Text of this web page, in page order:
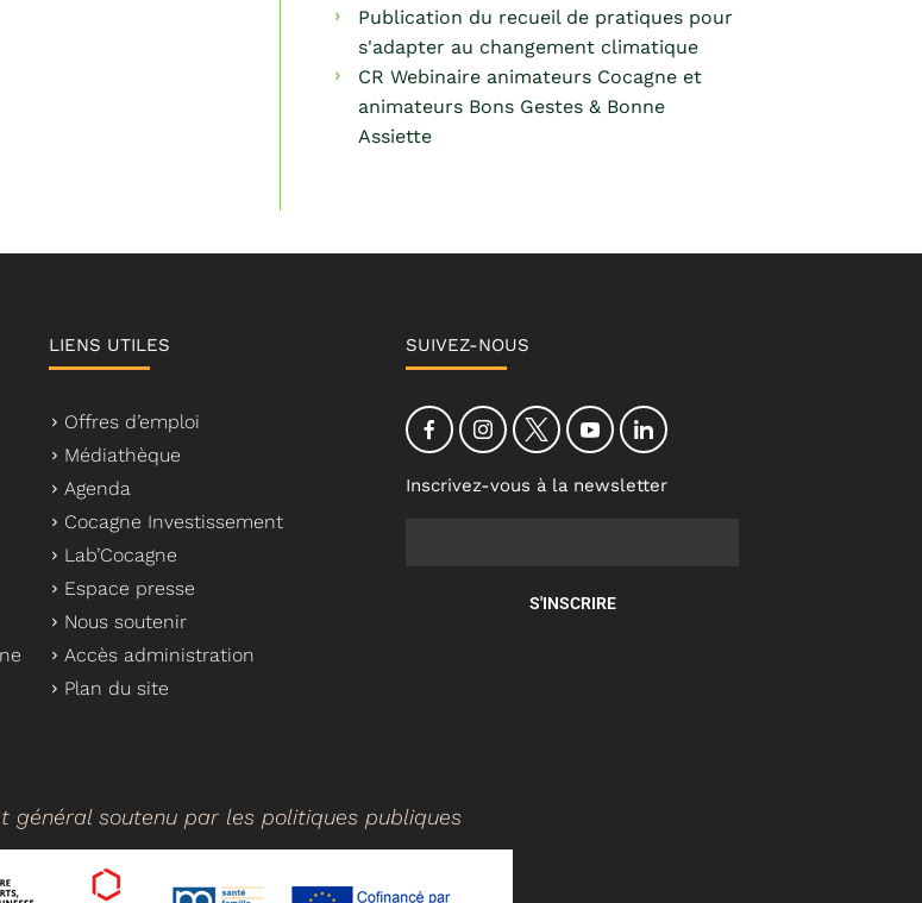
Publication du recueil de pratiques pour
s'adapter au changement climatique
CR Webinaire animateurs Cocagne et
animateurs Bons Gestes & Bonne
Assiette
LIENS UTILES
Offres d’emploi
Médiathèque
Agenda
Cocagne Investissement
Lab’Cocagne
Espace presse
Nous soutenir
Accès administration
Plan du site
SUIVEZ-NOUS
Inscrivez-vous à la newsletter
S'INSCRIRE
général soutenu par les politiques publiques